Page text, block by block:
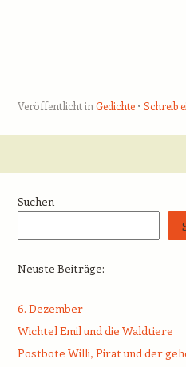
Veröffentlicht in Gedichte Schreib
Suchen
Neuste Beiträge:
6. Dezember
Wichtel Emil und die Waldtiere
Postbote Willi, Pirat und der